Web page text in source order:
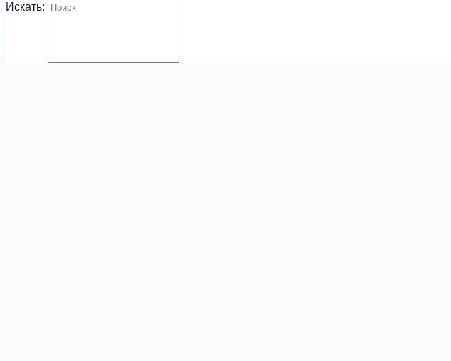
Искать: